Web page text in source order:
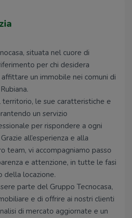
situata nel cuore di
per chi desidera
un immobile nei comuni di
territorio, le sue caratteristiche e
un servizio
per rispondere a ogni
all’esperienza e alla
team, vi accompagniamo passo
e attenzione, in tutte le fasi
della locazione.
parte del Gruppo Tecnocasa,
e di offrire ai nostri clienti
di mercato aggiornate e un